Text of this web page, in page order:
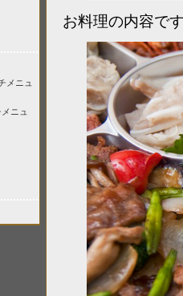
メニュ
ニュ
お料理の内容で